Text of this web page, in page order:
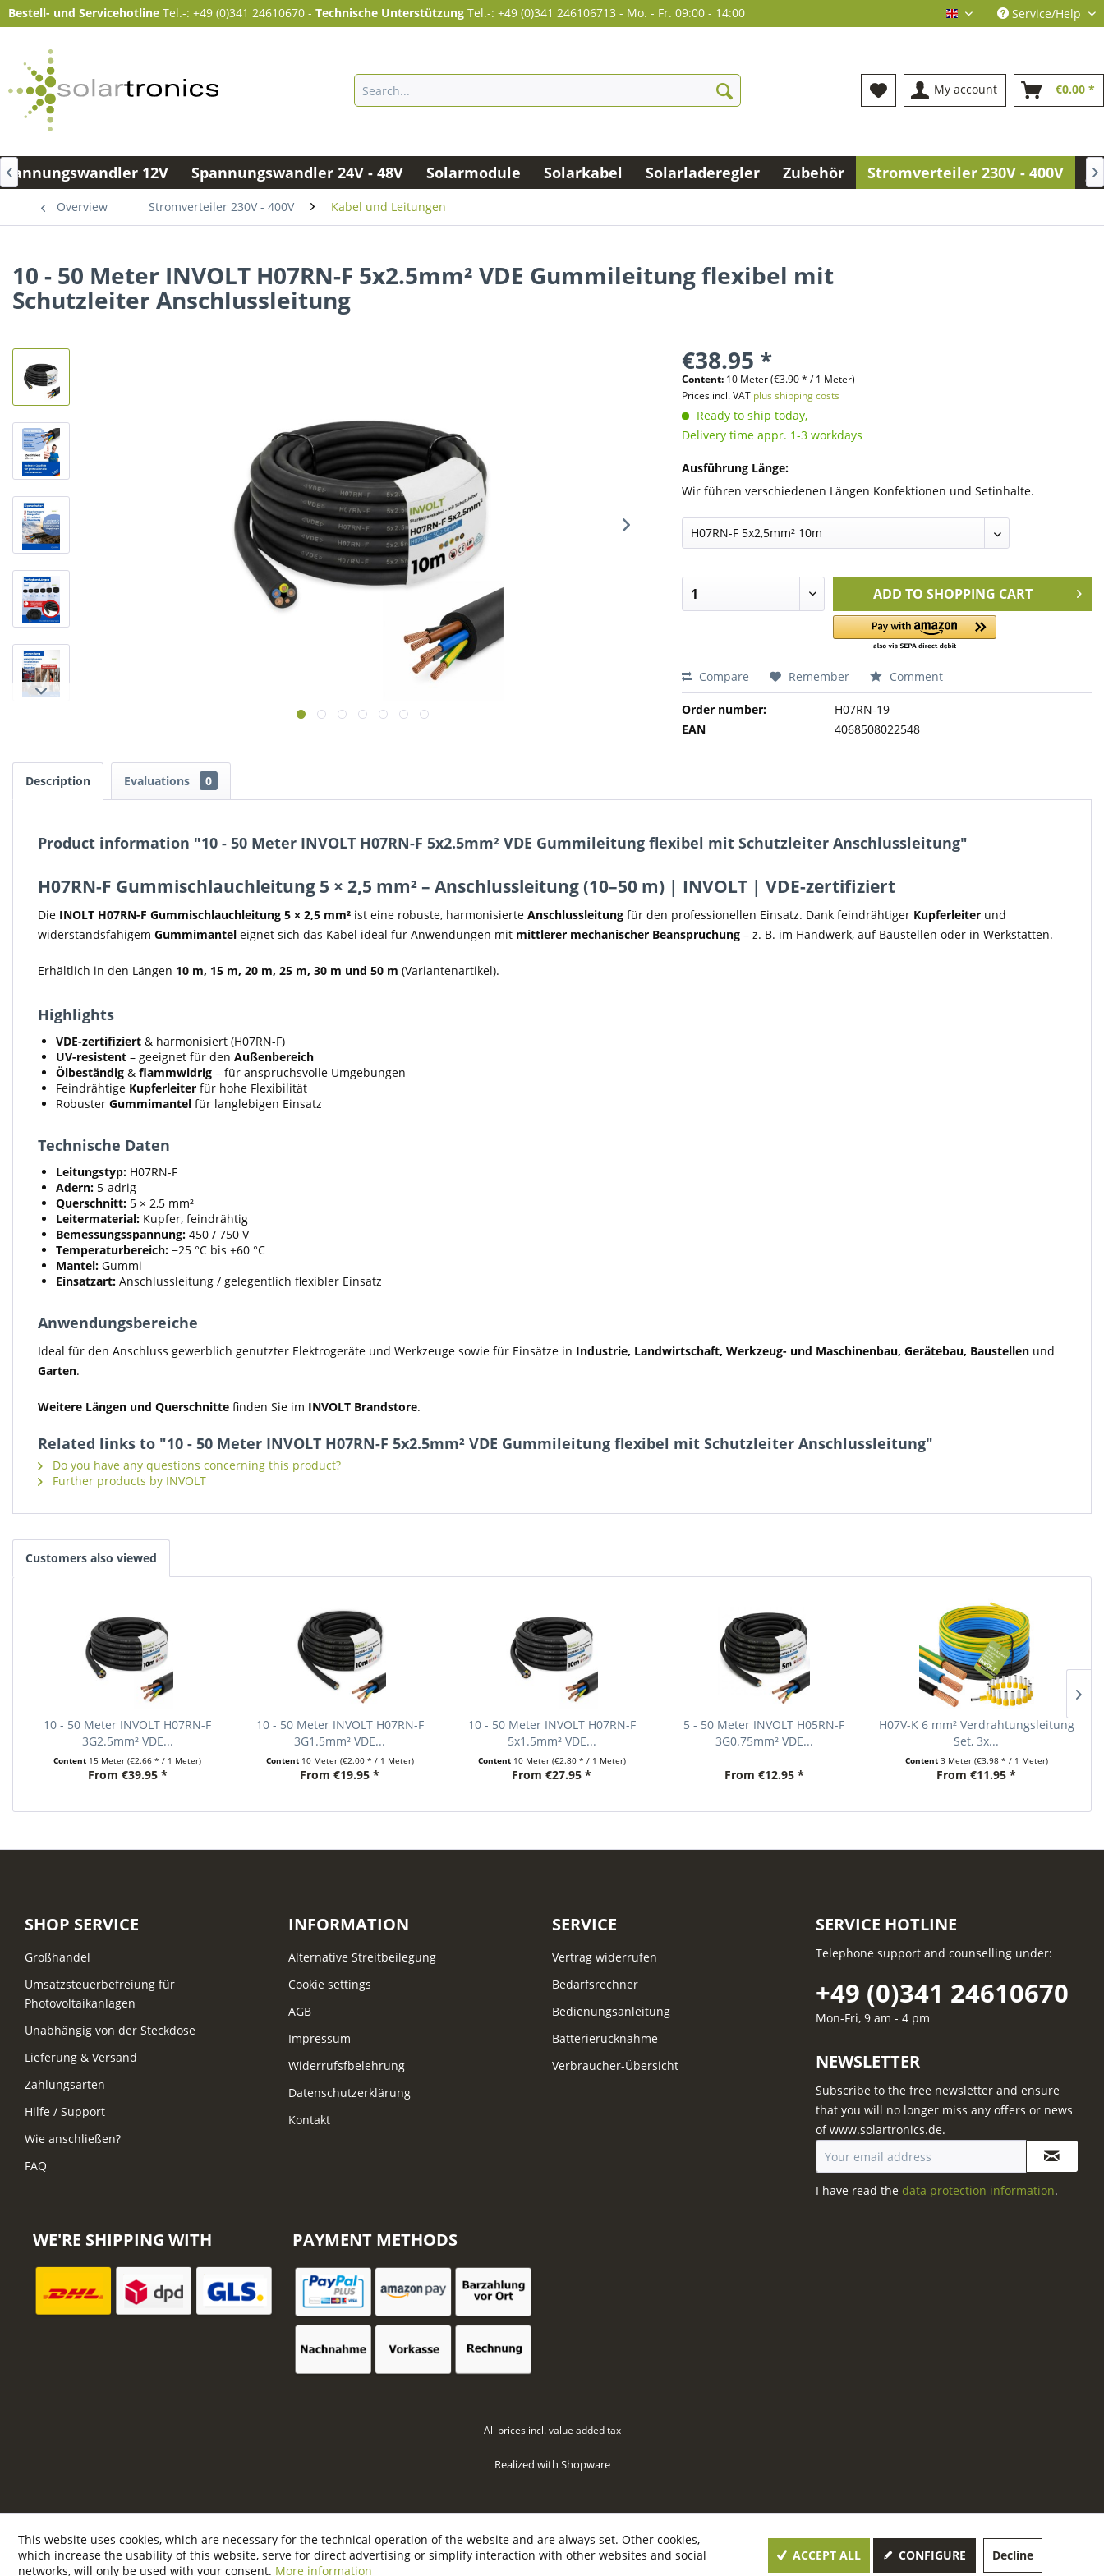
Bestell- und Servicehotline Tel.-: +49 (0)341 24610670 - Technische Unterstützung Tel.-: +49 (0)341 246106713 - Mo. - Fr. 09:00 - 14:00 englisch Service/Help
My account €0.00 *
12V Spannungswandler 24V - 48V Solarmodule Solarkabel Solarladeregler Zubehör Stromverteiler 230V - 400V
 
Overview Stromverteiler 230V - 400V Kabel und Leitungen
10 - 50 Meter INVOLT H07RN-F 5x2.5mm² VDE Gummileitung flexibel mit
Schutzleiter Anschlussleitung
€38.95 *
Content: 10 Meter (€3.90 * / 1 Meter)
Prices incl. VAT plus shipping costs
Ready to ship today,
Delivery time appr. 1-3 workdays
Ausführung Länge:
Wir führen verschiedenen Längen Konfektionen und Setinhalte.
ADD TO SHOPPING CART
Compare Remember Comment
Order number:
H07RN-19
EAN
4068508022548
Description Evaluations 0
Product information "10 - 50 Meter INVOLT H07RN-F 5x2.5mm² VDE Gummileitung flexibel mit Schutzleiter Anschlussleitung"
H07RN-F Gummischlauchleitung 5 × 2,5 mm² – Anschlussleitung (10–50 m) | INVOLT | VDE-zertifiziert
Die INOLT H07RN-F Gummischlauchleitung 5 × 2,5 mm² ist eine robuste, harmonisierte Anschlussleitung für den professionellen Einsatz. Dank feindrähtiger Kupferleiter und
widerstandsfähigem Gummimantel eignet sich das Kabel ideal für Anwendungen mit mittlerer mechanischer Beanspruchung – z. B. im Handwerk, auf Baustellen oder in Werkstätten.
Erhältlich in den Längen 10 m, 15 m, 20 m, 25 m, 30 m und 50 m (Variantenartikel).
Highlights
VDE-zertifiziert & harmonisiert (H07RN-F)
UV-resistent – geeignet für den Außenbereich
Ölbeständig & flammwidrig – für anspruchsvolle Umgebungen
Feindrähtige Kupferleiter für hohe Flexibilität
Robuster Gummimantel für langlebigen Einsatz
Technische Daten
Leitungstyp: H07RN-F
Adern: 5-adrig
Querschnitt: 5 × 2,5 mm²
Leitermaterial: Kupfer, feindrähtig
Bemessungsspannung: 450 / 750 V
Temperaturbereich: −25 °C bis +60 °C
Mantel: Gummi
Einsatzart: Anschlussleitung / gelegentlich flexibler Einsatz
Anwendungsbereiche
Ideal für den Anschluss gewerblich genutzter Elektrogeräte und Werkzeuge sowie für Einsätze in Industrie, Landwirtschaft, Werkzeug- und Maschinenbau, Gerätebau, Baustellen und
Garten.
Weitere Längen und Querschnitte finden Sie im INVOLT Brandstore.
Related links to "10 - 50 Meter INVOLT H07RN-F 5x2.5mm² VDE Gummileitung flexibel mit Schutzleiter Anschlussleitung"
Do you have any questions concerning this product?
Further products by INVOLT
Customers also viewed
10 - 50 Meter INVOLT H07RN-F
3G2.5mm² VDE...
Content 15 Meter(€2.66 * / 1 Meter)
From €39.95 *
10 - 50 Meter INVOLT H07RN-F
3G1.5mm² VDE...
Content 10 Meter (€2.00 * / 1 Meter)
From €19.95 *
10 - 50 Meter INVOLT H07RN-F
5x1.5mm² VDE...
Content 10 Meter (€2.80 * / 1 Meter)
From €27.95 *
5 - 50 Meter INVOLT H05RN-F
3G0.75mm² VDE...
From €12.95 *
H07V-K 6 mm² Verdrahtungsleitung
Set, 3x...
Content 3 Meter (€3.98 * / 1 Meter)
From €11.95 *
SHOP SERVICE
Großhandel
Umsatzsteuerbefreiung für
Photovoltaikanlagen
Unabhängig von der Steckdose
Lieferung & Versand
Zahlungsarten
Hilfe / Support
Wie anschließen?
FAQ
INFORMATION
Alternative Streitbeilegung
Cookie settings
AGB
Impressum
Widerrufsfbelehrung
Datenschutzerklärung
Kontakt
SERVICE
Vertrag widerrufen
Bedarfsrechner
Bedienungsanleitung
Batterierücknahme
Verbraucher-Übersicht
SERVICE HOTLINE
Telephone support and counselling under:
+49 (0)341 24610670
Mon-Fri, 9 am - 4 pm
NEWSLETTER
Subscribe to the free newsletter and ensure
that you will no longer miss any offers or news
of www.solartronics.de.
I have read the data protection information.
WE'RE SHIPPING WITH PAYMENT METHODS
All prices incl. value added tax
Realized with Shopware
This website uses cookies, which are necessary for the technical operation of the website and are always set. Other cookies,
which increase the usability of this website, serve for direct advertising or simplify interaction with other websites and social
networks, will only be used with your consent. More information
ACCEPT ALL CONFIGURE Decline